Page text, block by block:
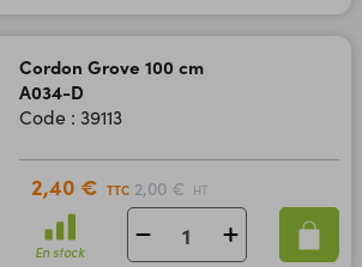
Cordon Grove 100 cm
A034-D
Code : 39113
2,40 € TTC 2,00 € HT
En stock